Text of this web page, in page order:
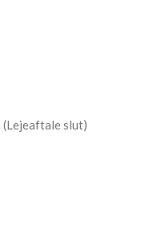
(Lejeaftale slut)